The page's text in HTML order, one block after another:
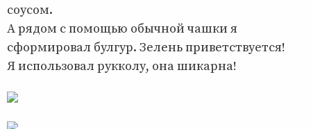
соусом.
А рядом с помощью обычной чашки я
сформировал булгур. Зелень приветствуется!
Я использовал рукколу, она шикарна!